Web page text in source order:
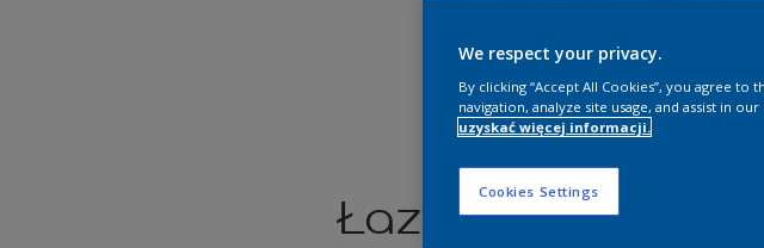
Łazienka w stylu
We respect your privacy.
By clicking “Accept All Cookies”, you agree
navigation, analyze site usage, and assist in
uzyskać więcej informacji.
Cookies Settings